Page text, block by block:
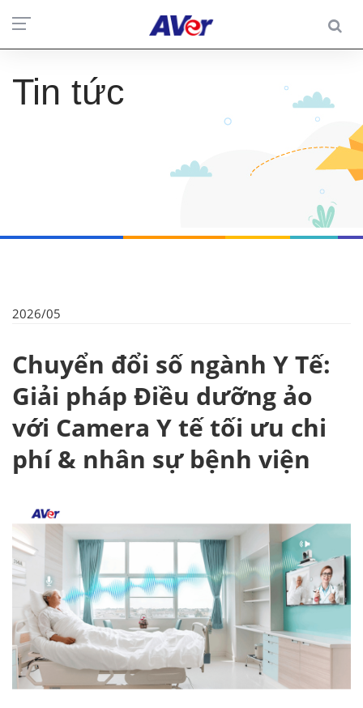
Tin tức
2026/05
Chuyển đổi số ngành Y Tế:
Giải pháp Điều dưỡng ảo
với Camera Y tế tối ưu chi
phí & nhân sự bệnh viện